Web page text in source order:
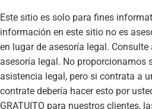
Este sitio es solo para fines
información en este sitio no es
en lugar de asesoría legal.
asesoría legal. No proporcionamos
asistencia legal, pero si contrata a
contrate debería hacer esto por
GRATUITO para nuestros clientes,